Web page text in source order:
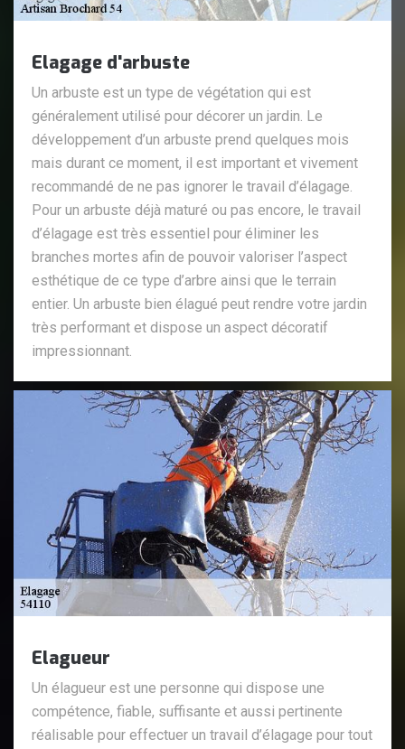
Elagage d'arbuste
Un arbuste est un type de végétation qui est
généralement utilisé pour décorer un jardin. Le
développement d’un arbuste prend quelques mois
mais durant ce moment, il est important et vivement
recommandé de ne pas ignorer le travail d’élagage.
Pour un arbuste déjà maturé ou pas encore, le travail
d’élagage est très essentiel pour éliminer les
branches mortes afin de pouvoir valoriser l’aspect
esthétique de ce type d’arbre ainsi que le terrain
entier. Un arbuste bien élagué peut rendre votre jardin
très performant et dispose un aspect décoratif
impressionnant.
Elagueur
Un élagueur est une personne qui dispose une
compétence, fiable, suffisante et aussi pertinente
réalisable pour effectuer un travail d’élagage pour tout